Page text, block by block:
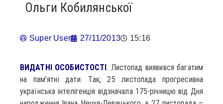
Ольги Кобилянської
Super User 27/11/2013 15:16
ВИДАТНІ ОСОБИСТОСТІ. Листопад виявився багатим
на пам’ятні дати. Так, 25 листопада прогресивна
українська інтелігенція відзначала 175-річницю від Дня